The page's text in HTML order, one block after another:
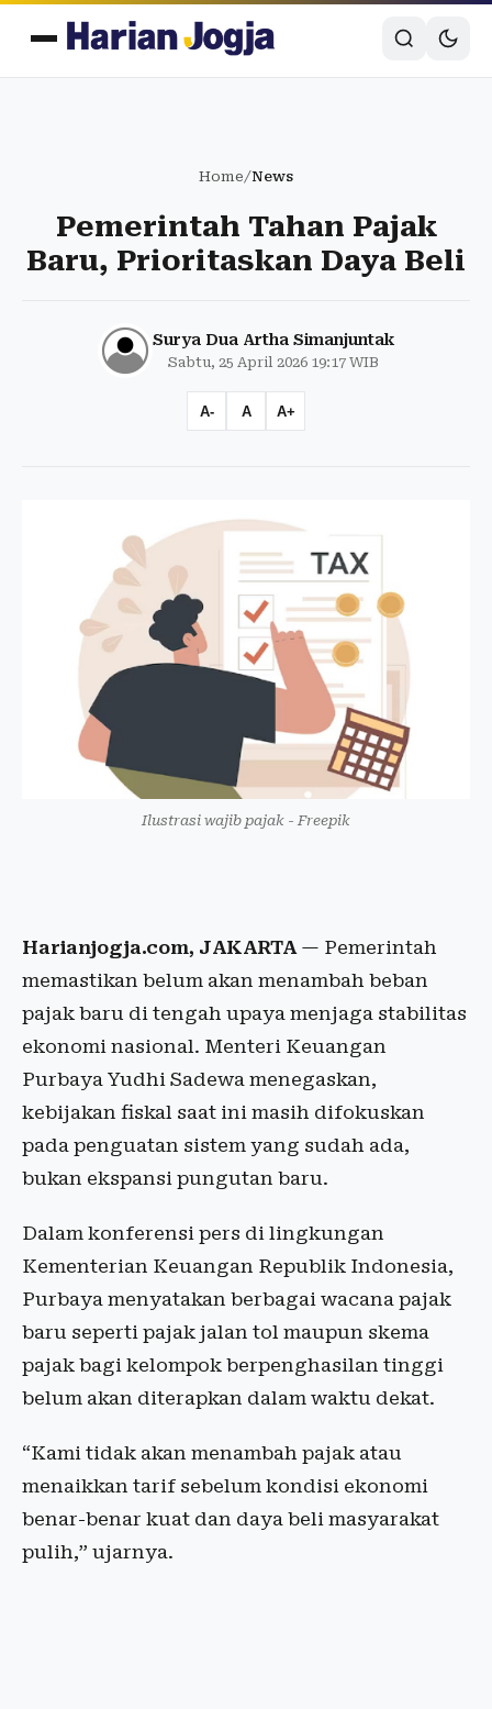
Home/News
Pemerintah Tahan Pajak
Baru, Prioritaskan Daya Beli
Surya Dua Artha Simanjuntak
Sabtu, 25 April 2026 19:17 WIB
A- A A+
Ilustrasi wajib pajak - Freepik
Harianjogja.com, JAKARTA— Pemerintah
memastikan belum akan menambah beban
pajak baru di tengah upaya menjaga stabilitas
ekonomi nasional. Menteri Keuangan
Purbaya Yudhi Sadewa menegaskan,
kebijakan fiskal saat ini masih difokuskan
pada penguatan sistem yang sudah ada,
bukan ekspansi pungutan baru.
Dalam konferensi pers di lingkungan
Kementerian Keuangan Republik Indonesia,
Purbaya menyatakan berbagai wacana pajak
baru seperti pajak jalan tol maupun skema
pajak bagi kelompok berpenghasilan tinggi
belum akan diterapkan dalam waktu dekat.
“Kami tidak akan menambah pajak atau
menaikkan tarif sebelum kondisi ekonomi
benar-benar kuat dan daya beli masyarakat
pulih,” ujarnya.